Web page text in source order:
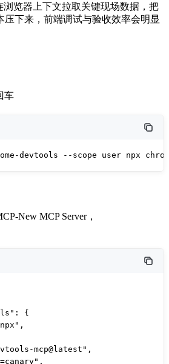
浏览器上下文拉取关键现场数据，把
压下来，前端调试与验收效率会明显
车
devtools --scope user npx
New MCP Server，
{
mcp@latest",